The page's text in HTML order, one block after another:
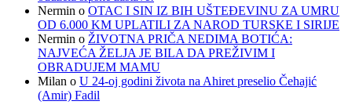
Nermin o OTAC I SIN IZ BIH UŠTEĐEVINU ZA UMRU
OD 6.000 KM UPLATILI ZA NAROD TURSKE I SIRIJE
Nermin o ŽIVOTNA PRIČA NEDIMA BOTIĆA:
NAJVEĆA ŽELJA JE BILA DA PREŽIVIM I
OBRADUJEM MAMU
Milan o U 24-oj godini života na Ahiret preselio Čehajić
(Amir) Fadil